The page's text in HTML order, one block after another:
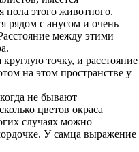
пола этого животного.
рядом с анусом и очень
между этими
точку, и расстояние
на этом пространстве у
не бывают
цветов окраса
случаях можно
У самца выражение